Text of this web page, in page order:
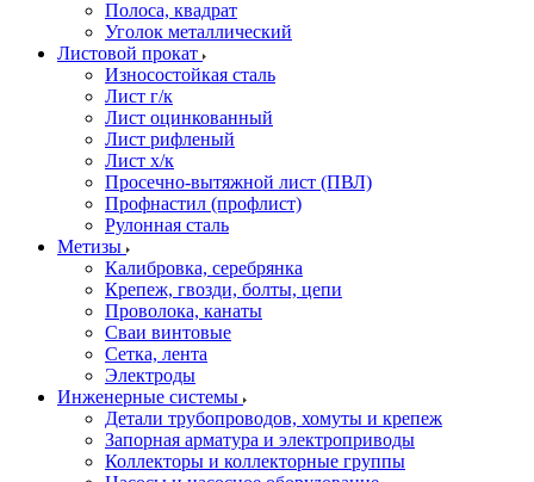
Полоса, квадрат
Уголок металлический
Листовой прокат
Износостойкая сталь
Лист г/к
Лист оцинкованный
Лист рифленый
Лист х/к
Просечно-вытяжной лист (ПВЛ)
Профнастил (профлист)
Рулонная сталь
Метизы
Калибровка, серебрянка
Крепеж, гвозди, болты, цепи
Проволока, канаты
Сваи винтовые
Сетка, лента
Электроды
Инженерные системы
Детали трубопроводов, хомуты и крепеж
Запорная арматура и электроприводы
Коллекторы и коллекторные группы